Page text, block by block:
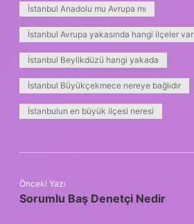
İstanbul Anadolu mu Avrupa mı
İstanbul Avrupa yakasında hangi ilçeler var
İstanbul Beylikdüzü hangi yakada
İstanbul Büyükçekmece nereye bağlıdır
İstanbulun en büyük ilçesi neresi
Önceki Yazı
Sorumlu Baş Denetçi Nedir